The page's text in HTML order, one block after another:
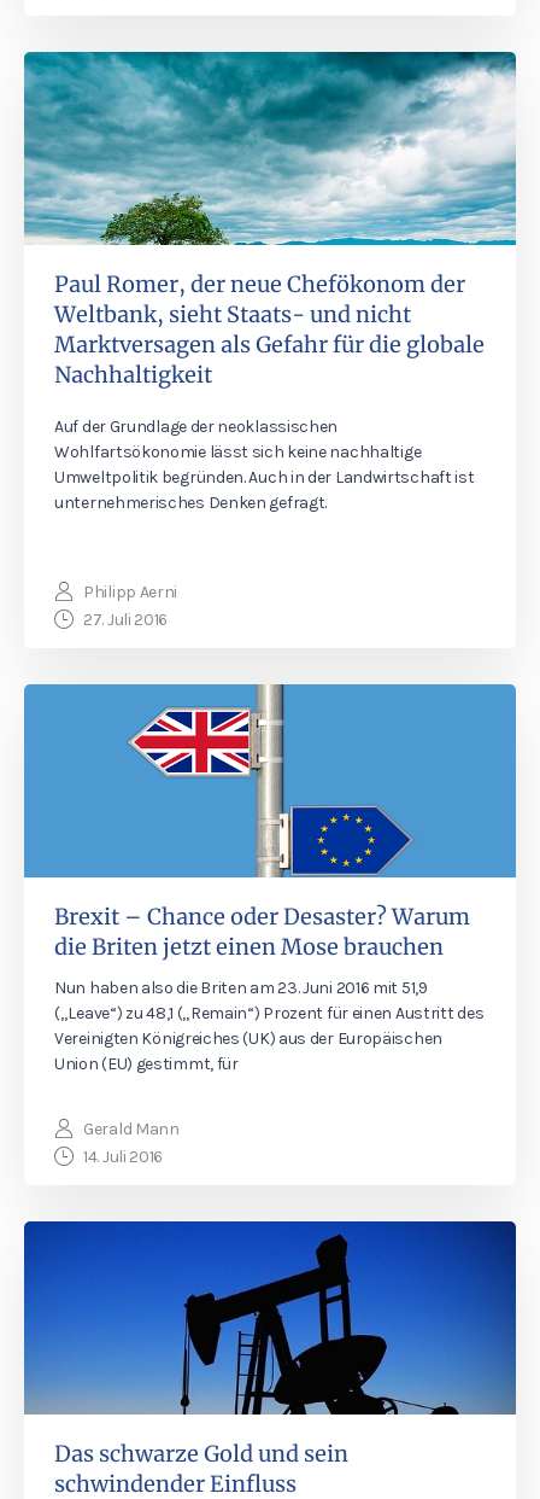
Paul Romer, der neue Chefökonom der
Weltbank, sieht Staats- und nicht
Marktversagen als Gefahr für die globale
Nachhaltigkeit
Auf der Grundlage der neoklassischen
Wohlfartsökonomie lässt sich keine nachhaltige
Umweltpolitik begründen. Auch in der Landwirtschaft ist
unternehmerisches Denken gefragt.
Philipp Aerni
27. Juli 2016
Brexit – Chance oder Desaster? Warum
die Briten jetzt einen Mose brauchen
Nun haben also die Briten am 23. Juni 2016 mit 51,9
(„Leave“) zu 48,1 („Remain“) Prozent für einen Austritt des
Vereinigten Königreiches (UK) aus der Europäischen
Union (EU) gestimmt, für
Gerald Mann
14. Juli 2016
Das schwarze Gold und sein
schwindender Einfluss